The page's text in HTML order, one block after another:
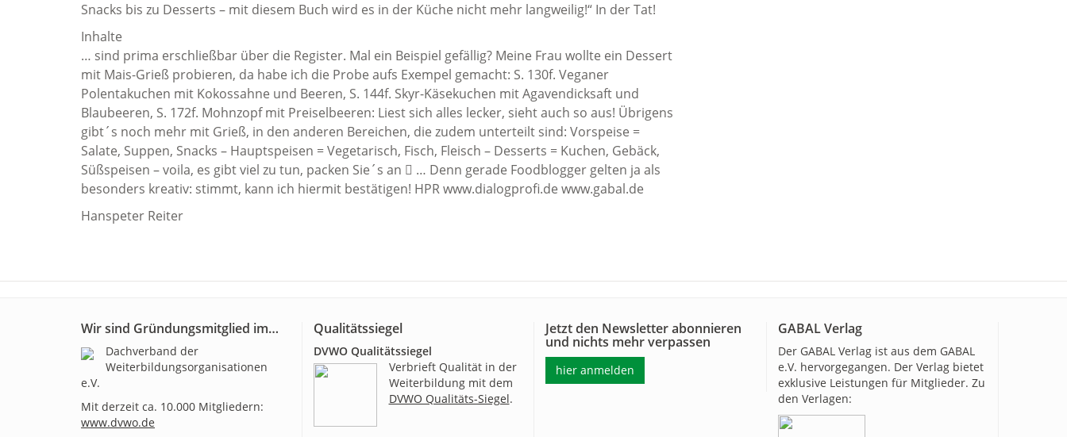
Snacks bis zu Desserts – mit diesem Buch wird es in der Küche nicht mehr langweilig!“ In der Tat!
Inhalte
… sind prima erschließbar über die Register. Mal ein Beispiel gefällig? Meine Frau wollte ein Dessert
mit Mais-Grieß probieren, da habe ich die Probe aufs Exempel gemacht: S. 130f. Veganer
Polentakuchen mit Kokossahne und Beeren, S. 144f. Skyr-Käsekuchen mit Agavendicksaft und
Blaubeeren, S. 172f. Mohnzopf mit Preiselbeeren: Liest sich alles lecker, sieht auch so aus! Übrigens
gibt´s noch mehr mit Grieß, in den anderen Bereichen, die zudem unterteilt sind: Vorspeise =
Salate, Suppen, Snacks – Hauptspeisen = Vegetarisch, Fisch, Fleisch – Desserts = Kuchen, Gebäck,
Süßspeisen – voila, es gibt viel zu tun, packen Sie´s an  … Denn gerade Foodblogger gelten ja als
besonders kreativ: stimmt, kann ich hiermit bestätigen! HPR www.dialogprofi.de www.gabal.de
Hanspeter Reiter
Wir sind Gründungsmitglied im…
Dachverband der
Weiterbildungsorganisationen
e.V.
Mit derzeit ca. 10.000 Mitgliedern:
www.dvwo.de
Qualitätssiegel
DVWO Qualitätssiegel
Verbrieft Qualität in der
Weiterbildung mit dem
DVWO Qualitäts-Siegel.
Jetzt den Newsletter abonnieren
und nichts mehr verpassen
hier anmelden
GABAL Verlag
Der GABAL Verlag ist aus dem GABAL
e.V. hervorgegangen. Der Verlag bietet
exklusive Leistungen für Mitglieder. Zu
den Verlagen: